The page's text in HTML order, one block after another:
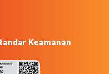
Keamanan